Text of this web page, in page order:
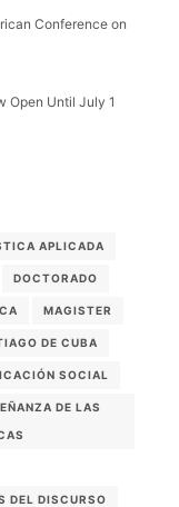
Conference on
Open Until July 1
APLICADA
DOCTORADO
MAGISTER
DE CUBA
SOCIAL
DE LAS
DEL DISCURSO